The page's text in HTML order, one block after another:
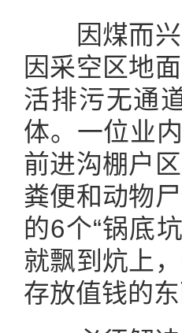
因煤而兴
因采空区地
活排污无通
体。一位业
前进沟棚户
粪便和动物
的6个“锅底
就飘到炕上
存放值钱的东